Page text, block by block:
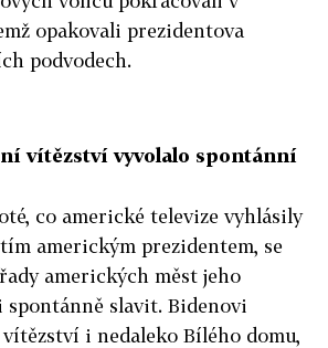
opakovali prezidentova
podvodech.
vítězství vyvolalo spontánní
co americké televize vyhlásily
americkým prezidentem, se
amerických měst jeho
slavit. Bidenovi
i nedaleko Bílého domu,